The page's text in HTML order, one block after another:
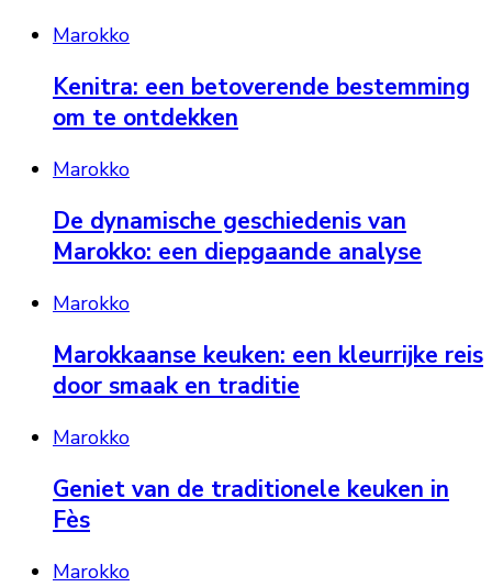
Marokko
Kenitra: een betoverende bestemming
om te ontdekken
Marokko
De dynamische geschiedenis van
Marokko: een diepgaande analyse
Marokko
Marokkaanse keuken: een kleurrijke reis
door smaak en traditie
Marokko
Geniet van de traditionele keuken in
Fès
Marokko